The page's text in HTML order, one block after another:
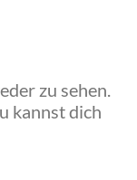
zu sehen.
kannst dich